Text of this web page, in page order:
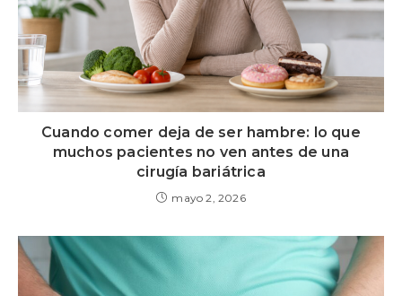
Cuando comer deja de ser hambre: lo que
muchos pacientes no ven antes de una
cirugía bariátrica
mayo 2, 2026